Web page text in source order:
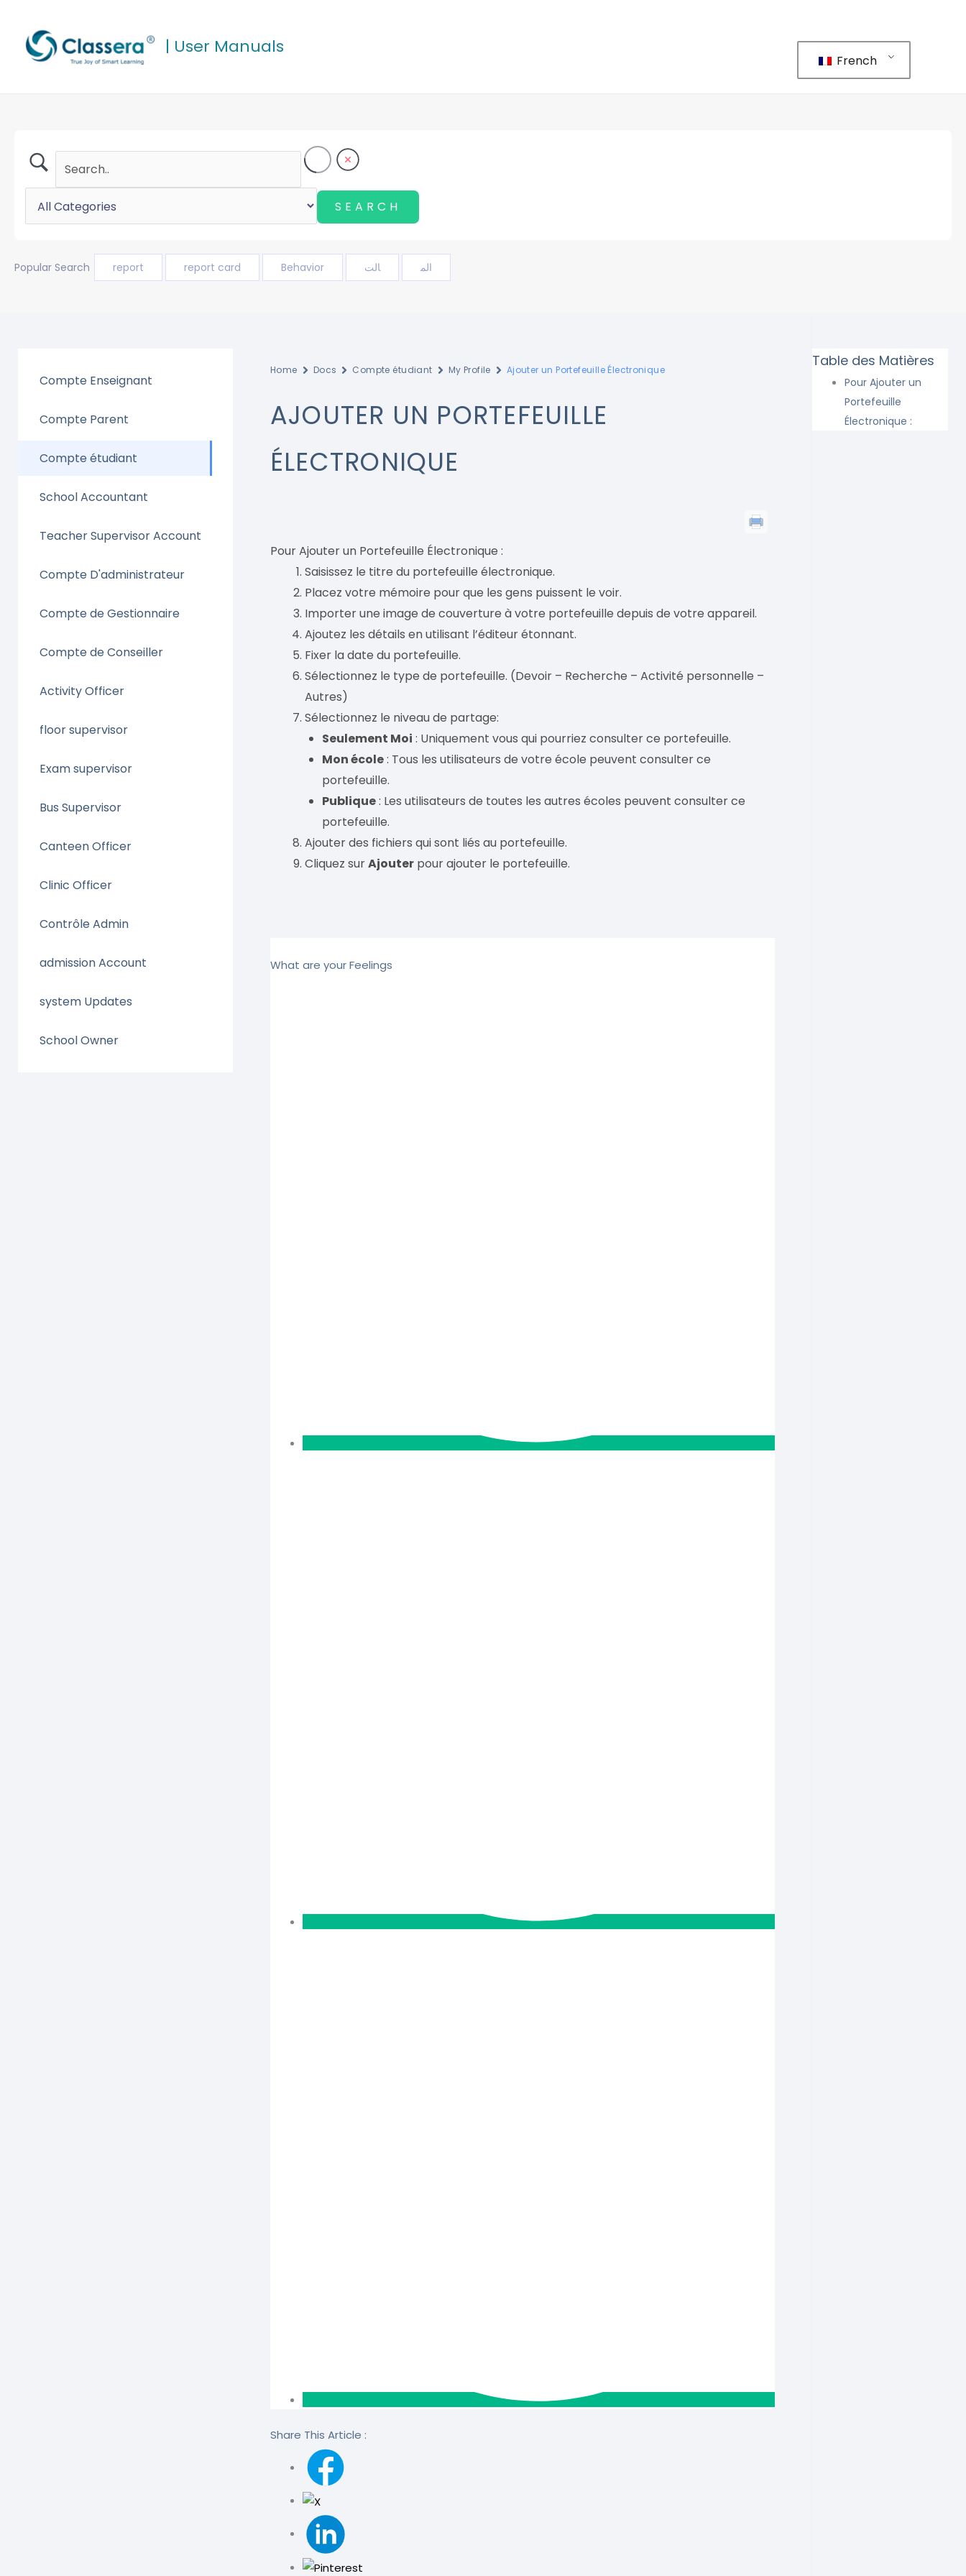
contenu
| User Manuals
French
Popular Search report report card Behavior الم الت
Compte Enseignant
Compte Parent
Compte étudiant
School Accountant
Teacher Supervisor Account
Compte D'administrateur
Compte de Gestionnaire
Compte de Conseiller
Activity Officer
floor supervisor
Exam supervisor
Bus Supervisor
Canteen Officer
Clinic Officer
Contrôle Admin
admission Account
system Updates
School Owner
Home Docs Compte étudiant My Profile Ajouter un Portefeuille Électronique
AJOUTER UN PORTEFEUILLE
ÉLECTRONIQUE
Pour Ajouter un Portefeuille Électronique :
Saisissez le titre du portefeuille électronique.
Placez votre mémoire pour que les gens puissent le voir.
Importer une image de couverture à votre portefeuille depuis de votre appareil.
Ajoutez les détails en utilisant l’éditeur étonnant.
Fixer la date du portefeuille.
Sélectionnez le type de portefeuille. (Devoir – Recherche – Activité personnelle –
Autres)
Sélectionnez le niveau de partage:
Seulement Moi : Uniquement vous qui pourriez consulter ce portefeuille.
Mon école: Tous les utilisateurs de votre école peuvent consulter ce
portefeuille.
Publique: Les utilisateurs de toutes les autres écoles peuvent consulter ce
portefeuille.
Ajouter des fichiers qui sont liés au portefeuille.
Cliquez surAjouterpour ajouter le portefeuille.
What are your Feelings
Share This Article :
Table des Matières
Pour Ajouter un
Portefeuille
Électronique :